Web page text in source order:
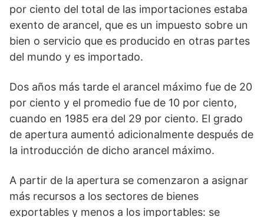
por ciento del total de las importaciones estaba
exento de arancel, que es un impuesto sobre un
bien o servicio que es producido en otras partes
del mundo y es importado.
Dos años más tarde el arancel máximo fue de 20
por ciento y el promedio fue de 10 por ciento,
cuando en 1985 era del 29 por ciento. El grado
de apertura aumentó adicionalmente después de
la introducción de dicho arancel máximo.
A partir de la apertura se comenzaron a asignar
más recursos a los sectores de bienes
exportables y menos a los importables: se